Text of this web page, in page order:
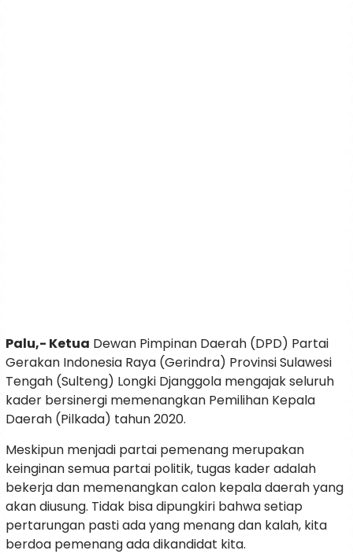
Palu,- Ketua Dewan Pimpinan Daerah (DPD) Partai
Gerakan Indonesia Raya (Gerindra) Provinsi Sulawesi
Tengah (Sulteng) Longki Djanggola mengajak seluruh
kader bersinergi memenangkan Pemilihan Kepala
Daerah (Pilkada) tahun 2020.
Meskipun menjadi partai pemenang merupakan
keinginan semua partai politik, tugas kader adalah
bekerja dan memenangkan calon kepala daerah yang
akan diusung. Tidak bisa dipungkiri bahwa setiap
pertarungan pasti ada yang menang dan kalah, kita
berdoa pemenang ada dikandidat kita.